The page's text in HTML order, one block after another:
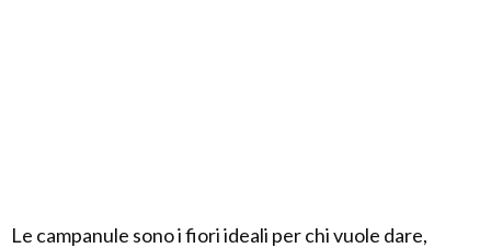
Le campanule sono i fiori ideali per chi vuole dare,